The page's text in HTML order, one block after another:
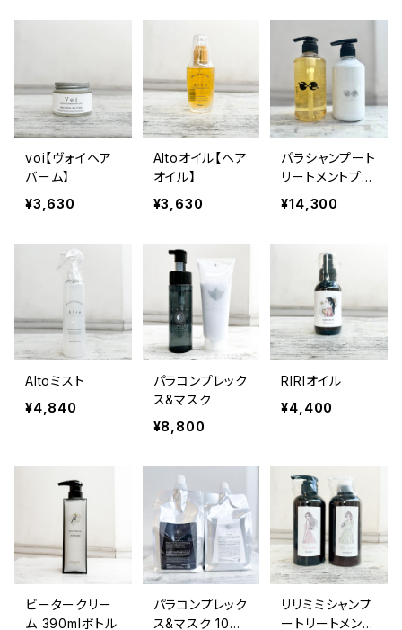
voi【ヴォイヘア
バーム】
¥3,630
Altoオイル【ヘア
オイル】
¥3,630
パラシャンプート
リートメントプラ
ス 500mlボト
ルセット
¥14,300
Altoミスト
¥4,840
パラコンプレック
ス&マスク
¥8,800
RIRIオイル
¥4,400
ビータークリー
ム 390mlボトル
パラコンプレック
ス&マスク 1000
リリミミシャンプ
ートリートメント